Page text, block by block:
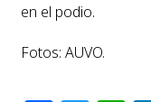
en el podio.
Fotos: AUVO.